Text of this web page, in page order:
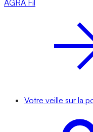
AGRA Fil
Votre veille sur la